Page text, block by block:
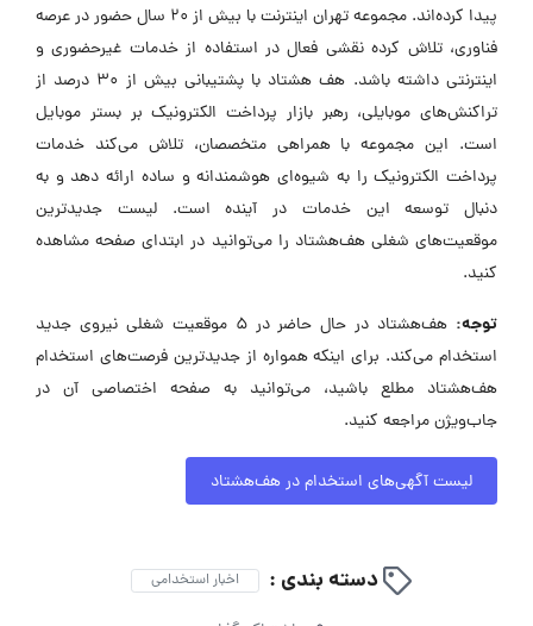
پیدا کرده‌اند. مجموعه تهران اینترنت با بیش از 20 سال حضور در عرصه
فناوری، تلاش کرده نقشی فعال در استفاده از خدمات غیرحضوری و
اینترنتی داشته باشد. هف هشتاد با پشتیبانی بیش از 30 درصد از
تراکنش‌های موبایلی، رهبر بازار پرداخت الکترونیک بر بستر موبایل
است. این مجموعه با همراهی متخصصان، تلاش می‌کند خدمات
پرداخت الکترونیک را به شیوه‌ای هوشمندانه و ساده ارائه دهد و به
دنبال توسعه این خدمات در آینده است. لیست جدیدترین
موقعیت‌های شغلی هف‌هشتاد را می‌توانید در ابتدای صفحه مشاهده
کنید.
توجه:
هف‌هشتاد در حال حاضر در ۵ موقعیت شغلی نیروی جدید
استخدام می‌کند. برای اینکه همواره از جدیدترین فرصت‌های استخدام
هف‌هشتاد مطلع باشید، می‌توانید به صفحه اختصاصی آن در
جاب‌ویژن مراجعه کنید.
لیست آگهی‌های استخدام در هف‌هشتاد
دسته بندی : اخبار استخدامی